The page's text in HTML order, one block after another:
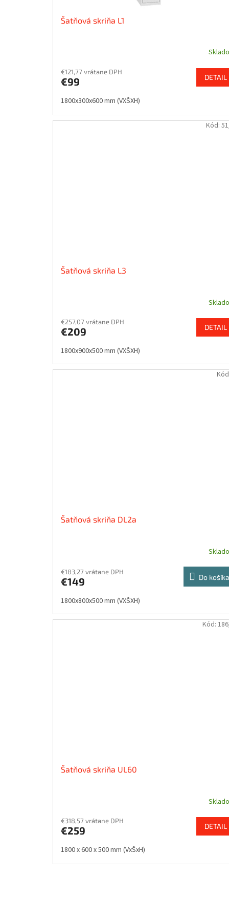
Šatňová skriňa L1
€121,77 vrátane DPH
€99 DETAIL
1800x300x600 mm (VXŠXH)
Šatňová skriňa L3
€257,07 vrátane DPH
€209 DETAIL
1800x900x500 mm (VXŠXH)
Kód:
Šatňová skriňa DL2a
€183,27 vrátane DPH
€149 Do košíka
1800x800x500 mm (VXŠXH)
Šatňová skriňa UL60
€318,57 vrátane DPH
€259 DETAIL
1800 x 600 x 500 mm (VxŠxH)
Kód: